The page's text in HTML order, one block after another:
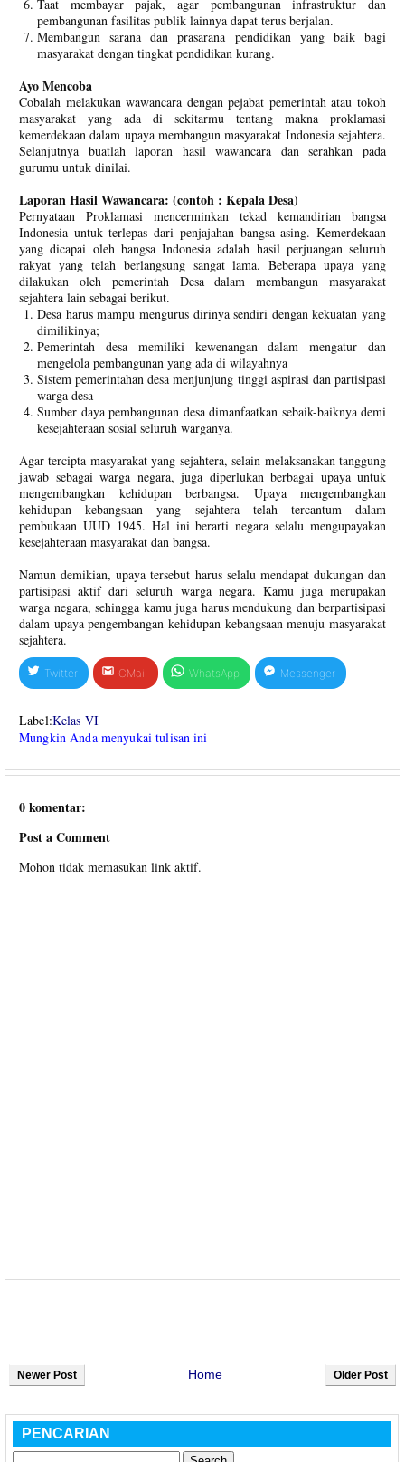
Taat membayar pajak, agar pembangunan infrastruktur dan
pembangunan fasilitas publik lainnya dapat terus berjalan.
Membangun sarana dan prasarana pendidikan yang baik bagi
masyarakat dengan tingkat pendidikan kurang.
Ayo Mencoba
Cobalah melakukan wawancara dengan pejabat pemerintah atau tokoh
masyarakat yang ada di sekitarmu tentang makna proklamasi
kemerdekaan dalam upaya membangun masyarakat Indonesia sejahtera.
Selanjutnya buatlah laporan hasil wawancara dan serahkan pada
gurumu untuk dinilai.
Laporan Hasil Wawancara: (contoh : Kepala Desa)
Pernyataan Proklamasi mencerminkan tekad kemandirian bangsa
Indonesia untuk terlepas dari penjajahan bangsa asing. Kemerdekaan
yang dicapai oleh bangsa Indonesia adalah hasil perjuangan seluruh
rakyat yang telah berlangsung sangat lama. Beberapa upaya yang
dilakukan oleh pemerintah Desa dalam membangun masyarakat
sejahtera lain sebagai berikut.
Desa harus mampu mengurus dirinya sendiri dengan kekuatan yang
dimilikinya;
Pemerintah desa memiliki kewenangan dalam mengatur dan
mengelola pembangunan yang ada di wilayahnya
Sistem pemerintahan desa menjunjung tinggi aspirasi dan partisipasi
warga desa
Sumber daya pembangunan desa dimanfaatkan sebaik-baiknya demi
kesejahteraan sosial seluruh warganya.
Agar tercipta masyarakat yang sejahtera, selain melaksanakan tanggung
jawab sebagai warga negara, juga diperlukan berbagai upaya untuk
mengembangkan kehidupan berbangsa. Upaya mengembangkan
kehidupan kebangsaan yang sejahtera telah tercantum dalam
pembukaan UUD 1945. Hal ini berarti negara selalu mengupayakan
kesejahteraan masyarakat dan bangsa.
Namun demikian, upaya tersebut harus selalu mendapat dukungan dan
partisipasi aktif dari seluruh warga negara. Kamu juga merupakan
warga negara, sehingga kamu juga harus mendukung dan berpartisipasi
dalam upaya pengembangan kehidupan kebangsaan menuju masyarakat
sejahtera.
Twitter GMail WhatsApp Messenger
Label:Kelas VI
Mungkin Anda menyukai tulisan ini
0 komentar:
Post a Comment
Mohon tidak memasukan link aktif.
Newer Post Older Post
Home
PENCARIAN